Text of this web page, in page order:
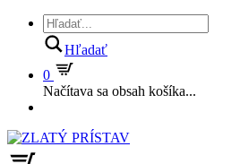
Hľadať
0
Načítava sa obsah košíka...